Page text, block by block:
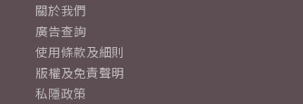
關於我們
廣告查詢
使用條款及細則
版權及免責聲明
私隱政策